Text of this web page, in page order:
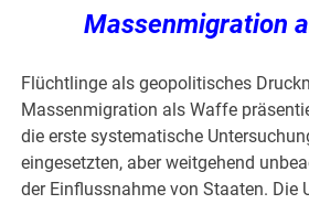
Massenmigration
Flüchtlinge als geopolitisches
Massenmigration als Waffe
die erste systematische
eingesetzten, aber weitgehend
der Einflussnahme von Staaten. Die